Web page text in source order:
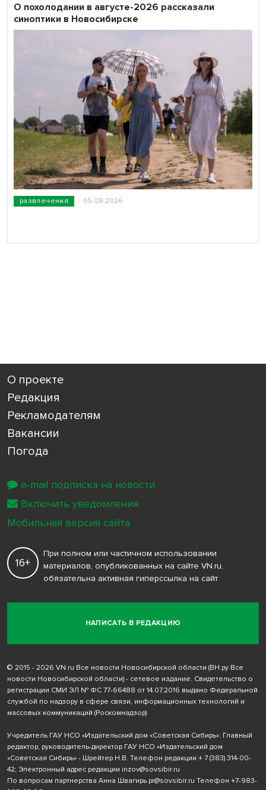
развлечения 05.08.2026
О похолодании в августе-2026 рассказали
синоптики в Новосибирске
О проекте
Редакция
Рекламодателям
Вакансии
Погода
НАПИСАТЬ В РЕДАКЦИЮ
16+
При полном или частичном использовании
материалов, опубликованных на сайте VN.ru,
обязательна активная гиперссылка на сайт
© 2015 - 2026 VN.ru Все новости Новосибирской области (ВН.ру Все
новости Новосибирской области) - сетевое издание. Свидетельство о
регистрации СМИ ЭЛ № ФС 77-66488 от 14.07.2016 выдано Федеральной
службой по надзору в сфере связи, информационных технологий и
массовых коммуникаций (Роскомнадзор)
Учредитель ГАУ НСО «Издательский дом «Советская Сибирь». Главный
редактор, руководитель-директор ГАУ НСО «Издательский дом
«Советская Сибирь» - Шрейтер Н.В. Телефон редакции + 7 (383) 314-00-
42; Электронный адрес редакции inzov@sovsibir.ru
По вопросам партнерства Анна Швагирь pr@sovsibir.ru Телефон +7-983-
e-mail подписка на новости
Включить уведомления
Мобильная версия сайта